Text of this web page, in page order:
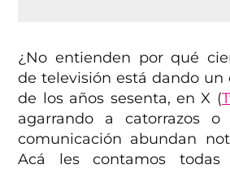
¿No entienden por qué
de televisión está dando un
de los años sesenta, en X (
agarrando a catorrazos
comunicación abundan
Acá les contamos todas